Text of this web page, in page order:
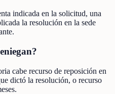
indicada en la solicitud, una
la resolución en la sede
cabe recurso de reposición en
dictó la resolución, o recurso